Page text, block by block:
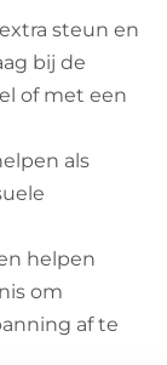
steun en
bij de
of met een
als
helpen
om
af te